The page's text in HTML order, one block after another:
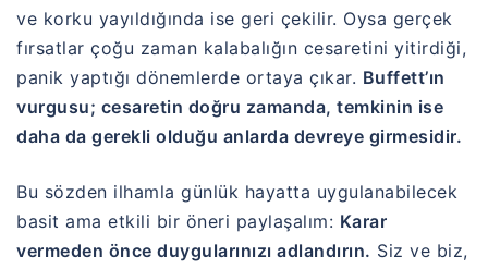
ve korku yayıldığında ise geri çekilir. Oysa gerçek
fırsatlar çoğu zaman kalabalığın cesaretini yitirdiği,
panik yaptığı dönemlerde ortaya çıkar. Buffett’ın
vurgusu; cesaretin doğru zamanda, temkinin ise
daha da gerekli olduğu anlarda devreye girmesidir.
Bu sözden ilhamla günlük hayatta uygulanabilecek
basit ama etkili bir öneri paylaşalım: Karar
vermeden önce duygularınızı adlandırın. Siz ve biz,